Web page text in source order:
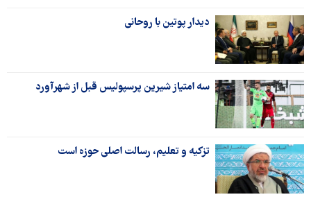
دیدار پوتین با روحانی
سه امتیاز شیرین پرسپولیس قبل از شهرآورد
تزکیه و تعلیم، رسالت اصلی حوزه‌ است